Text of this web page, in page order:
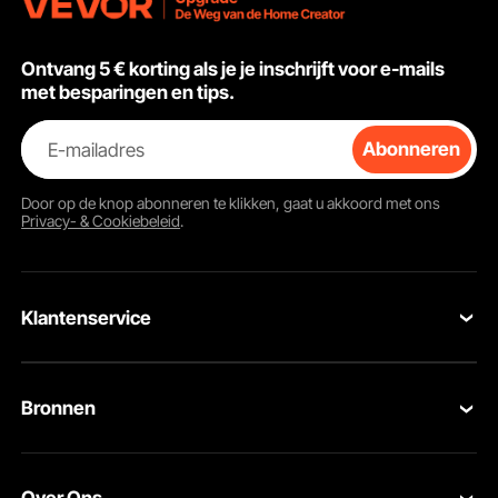
Onze commerciële sinaasappelsapmachine met automatische toevoer beschikt
over een continue sapproductie, waardoor hij ideaal is voor restaurants, cafés,
Ontvang 5 € korting als je je inschrijft voor e-mails
met besparingen en tips.
E-mailadres Abonneren
Door op de knopabonneren te klikken, gaat u akkoord met ons
Privacy- & Cookiebeleid.
Klantenservice
Retourneren en vervangingen
Bronnen